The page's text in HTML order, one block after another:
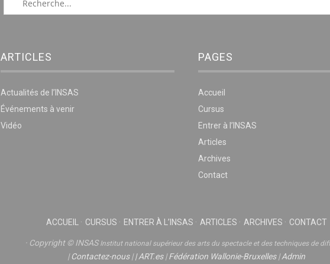
ARTICLES
Actualités de l’INSAS
Événements à venir
Vidéo
PAGES
Accueil
Cursus
Entrer à l’INSAS
Articles
Archives
Contact
ACCUEIL CURSUS ENTRER À L’INSAS ARTICLES ARCHIVES CONTACT
Copyright © INSASInstitut national supérieur des arts du spectacle et des techniques de
|Contactez-nous||ART.es|Fédération Wallonie-Bruxelles|Admin